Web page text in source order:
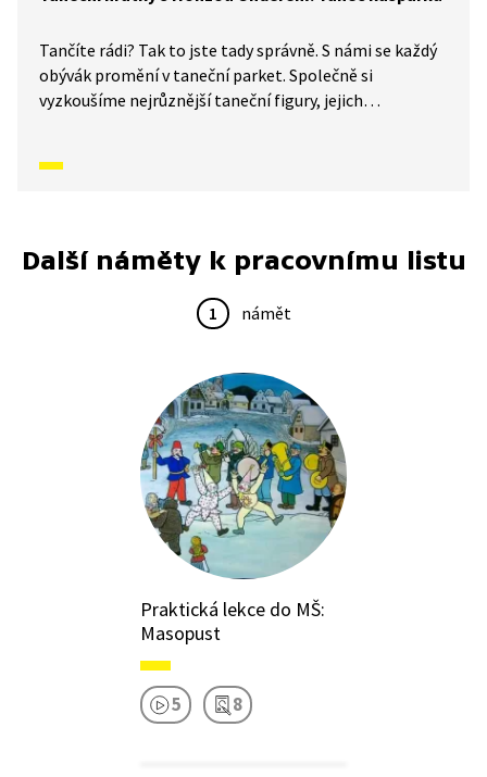
Tančíte rádi? Tak to jste tady správně. S námi se každý
obývák promění v taneční parket. Společně si
vyzkoušíme nejrůznější taneční figury, jejich
vás inspirovali a udělali z vás krále či královnu každého
Další náměty k pracovnímu listu
1 námět
Praktická lekce do MŠ:
Masopust
5 8